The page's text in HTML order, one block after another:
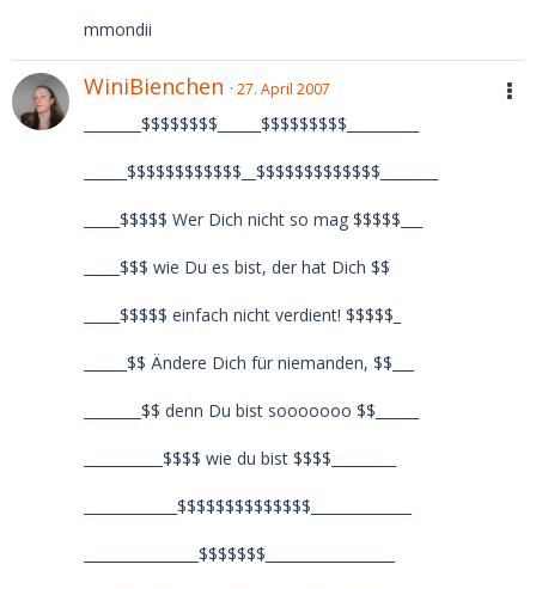
mmondii
WiniBienchen 27. April 2007
________$$$$$$$$______$$$$$$$$$__________
______$$$$$$$$$$$$__$$$$$$$$$$$$$________
_____$$$$$ Wer Dich nicht so mag $$$$$___
_____$$$ wie Du es bist, der hat Dich $$
_____$$$$$ einfach nicht verdient! $$$$$_
______$$ Ändere Dich für niemanden, $$___
________$$ denn Du bist sooooooo $$______
___________$$$$ wie du bist $$$$_________
_____________$$$$$$$$$$$$$$______________
________________$$$$$$$__________________